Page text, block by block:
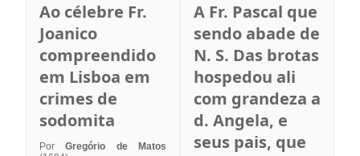
Ao célebre Fr.
Joanico
compreendido
em Lisboa em
crimes de
sodomita
PorGregório de Matos
A Fr. Pascal que
sendo abade de
N. S. Das brotas
hospedou ali
com grandeza a
d. Angela, e
seus pais, que